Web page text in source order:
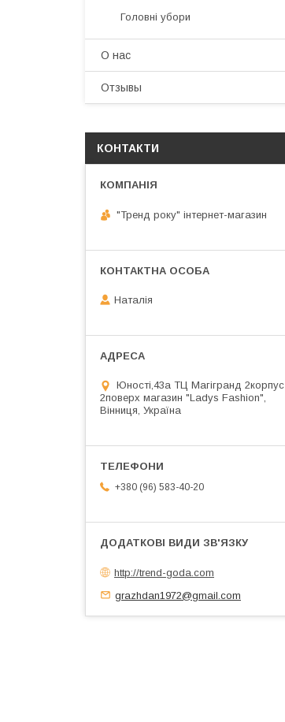
Головні убори
О нас
Отзывы
КОНТАКТИ
"Тренд року" інтернет-магазин
Наталія
Юності,43а ТЦ Магігранд 2корпус
2поверх магазин "Ladys Fashion",
Вінниця, Україна
+380 (96) 583-40-20
http://trend-goda.com
grazhdan1972@gmail.com